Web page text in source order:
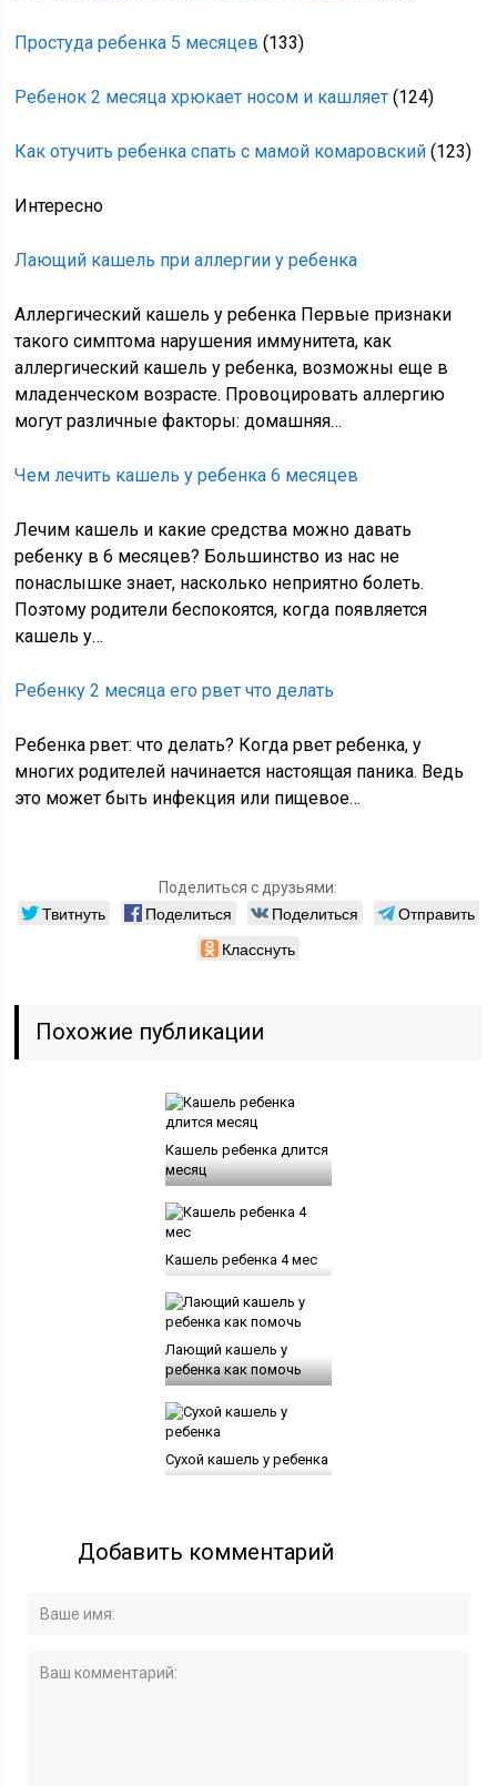
Простуда ребенка 5 месяцев (133)
Ребенок 2 месяца хрюкает носом и кашляет (124)
Как отучить ребенка спать с мамой комаровский (123)
Интересно
Лающий кашель при аллергии у ребенка
Аллергический кашель у ребенка Первые признаки
такого симптома нарушения иммунитета, как
аллергический кашель у ребенка, возможны еще в
младенческом возрасте. Провоцировать аллергию
могут различные факторы: домашняя…
Чем лечить кашель у ребенка 6 месяцев
Лечим кашель и какие средства можно давать
ребенку в 6 месяцев? Большинство из нас не
понаслышке знает, насколько неприятно болеть.
Поэтому родители беспокоятся, когда появляется
кашель у…
Ребенку 2 месяца его рвет что делать
Ребенка рвет: что делать? Когда рвет ребенка, у
многих родителей начинается настоящая паника. Ведь
это может быть инфекция или пищевое…
Поделиться с друзьями:
Твитнуть Поделиться Поделиться
Отправить
Класснуть
Похожие публикации
Кашель ребенка длится
месяц
Кашель ребенка 4 мес
Лающий кашель у
ребенка как помочь
Сухой кашель у ребенка
Добавить комментарий